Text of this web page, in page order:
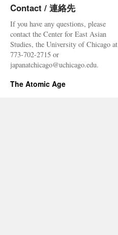
Contact / 連絡先
If you have any questions, please
contact the Center for East Asian
Studies, the University of Chicago at
773-702-2715 or
japanatchicago@uchicago.edu.
The Atomic Age